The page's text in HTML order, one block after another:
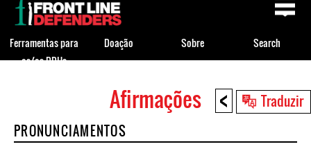
< Traduzir
top
Afirmações
PRONUNCIAMENTOS
to
top
Ferramentas para
os/as DDHs
Doação Sobre Search